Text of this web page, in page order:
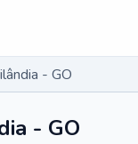
- GO
- GO